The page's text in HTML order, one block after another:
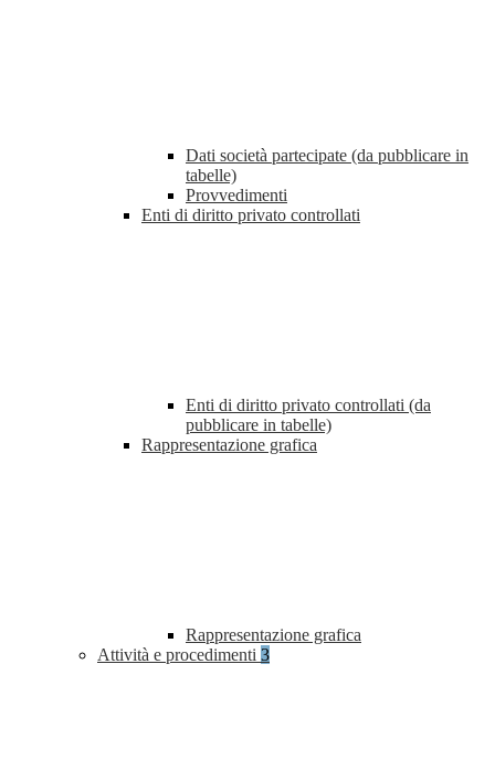
Dati società partecipate (da pubblicare in
tabelle)
Provvedimenti
Enti di diritto privato controllati
Enti di diritto privato controllati (da
pubblicare in tabelle)
Rappresentazione grafica
Rappresentazione grafica
Attività e procedimenti 3